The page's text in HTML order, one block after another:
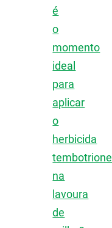
é
o
momento
ideal
para
aplicar
o
herbicida
tembotrione
na
lavoura
de